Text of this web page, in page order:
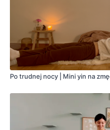
Po trudnej nocy | Mini yin na